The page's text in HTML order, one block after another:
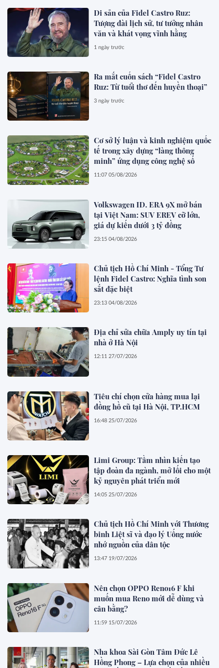
Di sản của Fidel Castro Ruz:
Tượng đài lịch sử, tư tưởng nhân
văn và khát vọng vĩnh hằng
1 ngày trước
Ra mắt cuốn sách “Fidel Castro
Ruz: Từ tuổi thơ đến huyền thoại”
3 ngày trước
Cơ sở lý luận và kinh nghiệm quốc
tế trong xây dựng “làng thông
minh” ứng dụng công nghệ số
11:07 05/08/2026
Volkswagen ID. ERA 9X mở bán
tại Việt Nam: SUV EREV cỡ lớn,
giá dự kiến dưới 3 tỷ đồng
23:15 04/08/2026
Chủ tịch Hồ Chí Minh - Tổng Tư
lệnh Fidel Castro: Nghĩa tình son
sắt đặc biệt
23:13 04/08/2026
Địa chỉ sửa chữa Amply uy tín tại
nhà ở Hà Nội
12:11 27/07/2026
Tiêu chí chọn cửa hàng mua lại
đồng hồ cũ tại Hà Nội, TP.HCM
16:48 25/07/2026
Limi Group: Tầm nhìn kiến tạo
tập đoàn đa ngành, mở lối cho một
kỷ nguyên phát triển mới
14:05 25/07/2026
Chủ tịch Hồ Chí Minh với Thương
binh Liệt sĩ và đạo lý Uống nước
nhớ nguồn của dân tộc
13:47 19/07/2026
Nên chọn OPPO Reno16 F khi
muốn mua Reno mới dễ dùng và
cân bằng?
11:59 15/07/2026
Nha khoa Sài Gòn Tâm Đức Lê
Hồng Phong – Lựa chọn của nhiều